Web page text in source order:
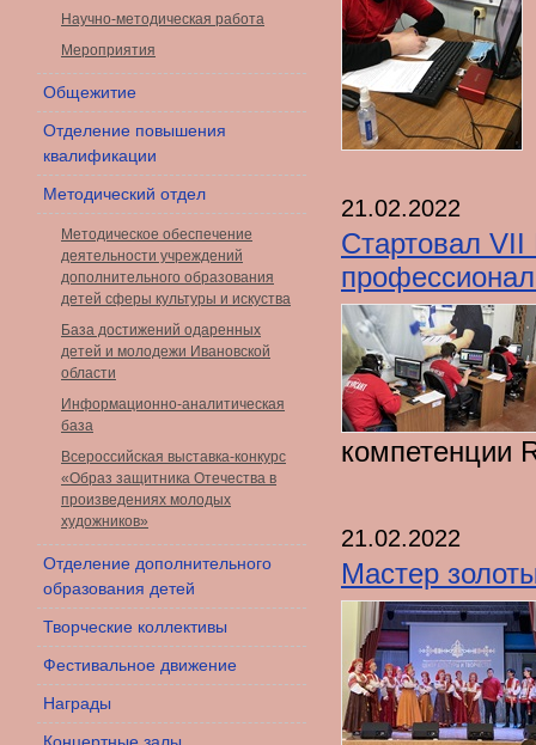
Научно-методическая работа
Мероприятия
Общежитие
Отделение повышения
квалификации
Методический отдел
Методическое обеспечение
деятельности учреждений
дополнительного образования
детей сферы культуры и искуства
База достижений одаренных
детей и молодежи Ивановской
области
Информационно-аналитическая
база
Всероссийская выставка-конкурс
«Образ защитника Отечества в
произведениях молодых
художников»
Отделение дополнительного
образования детей
Творческие коллективы
Фестивальное движение
Награды
21.02.2022
Стартовал
компетенции
21.02.2022
Мастер